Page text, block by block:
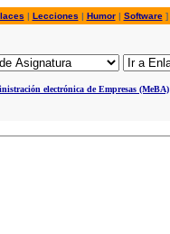
| Lecciones | Humor | Software ]
electrónica de Empresas (MeBA)